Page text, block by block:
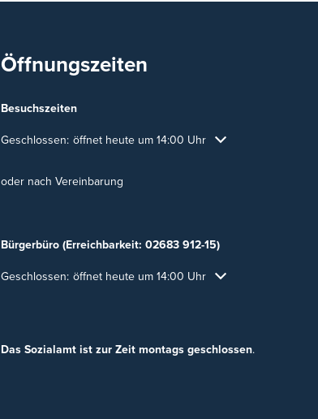
Öffnungszeiten
Besuchszeiten
Klicken, um weitere Öffnungs- oder Schließzeiten auszublenden
Geschlossen: öffnet heute um 14:00 Uhr
oder nach Vereinbarung
Bürgerbüro (Erreichbarkeit: 02683 912-15)
Klicken, um weitere Öffnungs- oder Schließzeiten auszublenden
Geschlossen: öffnet heute um 14:00 Uhr
Das Sozialamt ist zur Zeit montags geschlossen.